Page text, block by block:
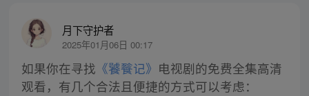
月下守护者
2025年01月06日 00:17
如果你在寻找 《饕餮记》 电视剧的免费全集高清
观看，有几个合法且便捷的方式可以考虑：